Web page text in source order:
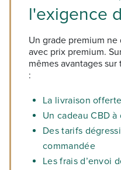
l'exigence
Un grade premium
avec prix premium.
mêmes avantages
:
La livraison
Un cadeau CBD
Des tarifs
commandée
Les frais d’envoi